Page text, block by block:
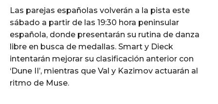
Las parejas españolas volverán a la pista este
sábado a partir de las 19:30 hora peninsular
española, donde presentarán su rutina de danza
libre en busca de medallas. Smart y Dieck
intentarán mejorar su clasificación anterior con
‘Dune II’, mientras que Val y Kazimov actuarán al
ritmo de Muse.